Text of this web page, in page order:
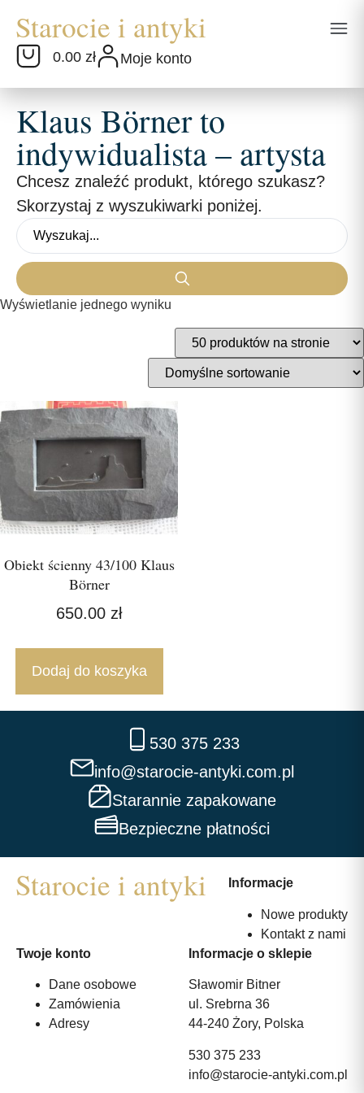
0.00 zł Moje konto
Klaus Börner to
indywidualista – artysta
Chcesz znaleźć produkt, którego szukasz?
Skorzystaj z wyszukiwarki poniżej.
Wyświetlanie jednego wyniku
Obiekt ścienny 43/100 Klaus
Börner
650.00 zł
Dodaj do koszyka
530 375 233
info@starocie-antyki.com.pl
Starannie zapakowane
Bezpieczne płatności
Informacje
Nowe produkty
Kontakt z nami
Twoje konto
Dane osobowe
Zamówienia
Adresy
Informacje o sklepie
Sławomir Bitner
ul. Srebrna 36
44-240 Żory, Polska
530 375 233
info@starocie-antyki.com.pl